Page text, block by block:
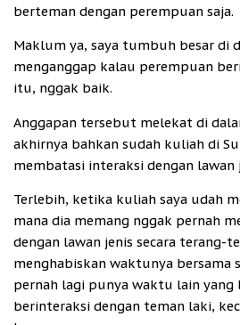
berteman dengan perempuan saja.
Maklum ya, saya tumbuh besar di
menganggap kalau perempuan
itu, nggak baik.
Anggapan tersebut melekat di
akhirnya bahkan sudah kuliah di
membatasi interaksi dengan lawan
Terlebih, ketika kuliah saya udah
mana dia memang nggak pernah
dengan lawan jenis secara terang-
menghabiskan waktunya bersama
pernah lagi punya waktu lain yang
berinteraksi dengan teman laki,